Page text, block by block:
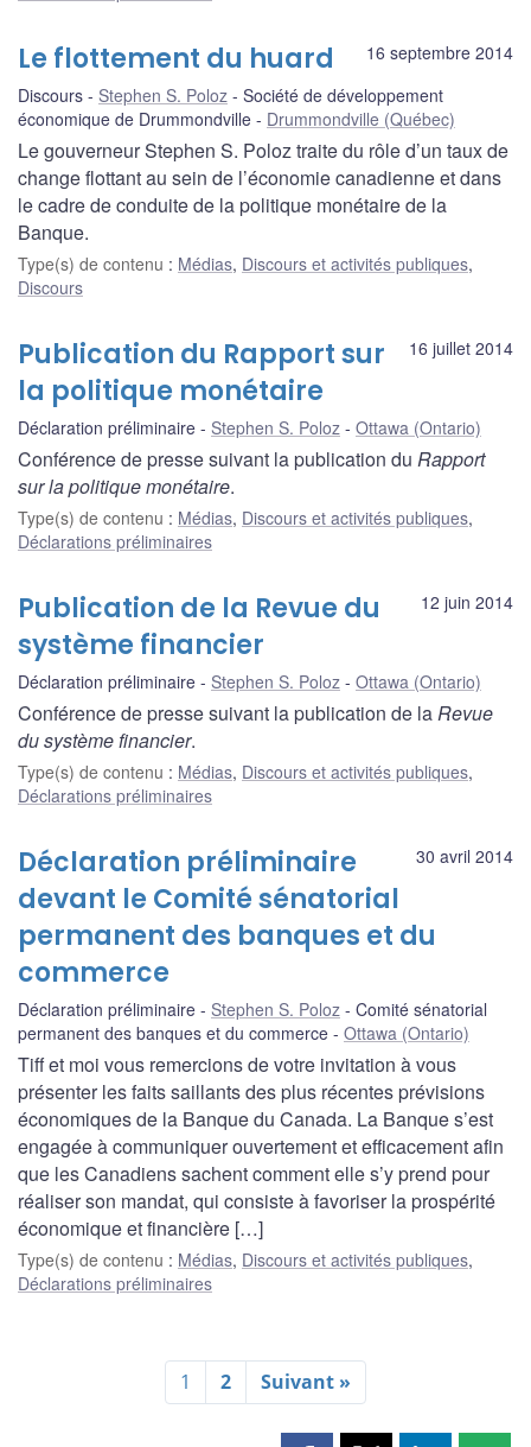
16 septembre 2014
Le flottement du huard
Discours Stephen S. Poloz
Société de développement
économique de Drummondville
Drummondville (Québec)
Le gouverneur Stephen S. Poloz traite du rôle d’un taux de
change flottant au sein de l’économie canadienne et dans
le cadre de conduite de la politique monétaire de la
Banque.
Type(s) de contenu : Médias, Discours et activités publiques,
Discours
16 juillet 2014
Publication du Rapport sur
la politique monétaire
Déclaration préliminaire Stephen S. Poloz Ottawa (Ontario)
Conférence de presse suivant la publication du Rapport
sur la politique monétaire.
Type(s) de contenu : Médias, Discours et activités publiques,
Déclarations préliminaires
12 juin 2014
Publication de la Revue du
système financier
Déclaration préliminaire Stephen S. Poloz Ottawa (Ontario)
Conférence de presse suivant la publication de laRevue
du système financier.
Type(s) de contenu : Médias, Discours et activités publiques,
Déclarations préliminaires
30 avril 2014
Déclaration préliminaire
devant le Comité sénatorial
permanent des banques et du
commerce
Déclaration préliminaire Stephen S. Poloz
Comité sénatorial
permanent des banques et du commerce
Ottawa (Ontario)
Tiff et moi vous remercions de votre invitation à vous
présenter les faits saillants des plus récentes prévisions
économiques de la Banque du Canada. La Banque s’est
engagée à communiquer ouvertement et efficacement afin
que les Canadiens sachent comment elle s’y prend pour
réaliser son mandat, qui consiste à favoriser la prospérité
économique et financière […]
Type(s) de contenu : Médias, Discours et activités publiques,
Déclarations préliminaires
1 2 Suivant »